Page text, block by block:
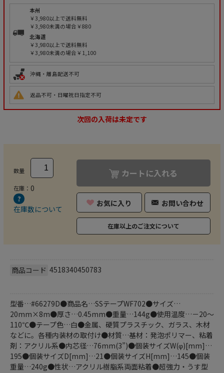
本州
￥3,980以上で送料無料
￥3,980未満の場合￥880
北海道
￥3,980以上で送料無料
￥3,980未満の場合￥1,100
沖縄・離島配送不可
返品不可・日曜祝日指定不可
次回の入荷は未定です
数量
在庫： 0
在庫数について
カートに入れる
お気に入り お問い合わせ
在庫以上のご注文について
商品コード 4518340450783
型番…#66279D●商品名…SSテープWF702●サイズ…
20mm×8m●厚さ…0.45mm●重量…144g●使用温度…－20～
110℃●テープ色…白●金属、硬質プラスチック、ガラス、木材
などに。各種内装材の取付け●材質…基材：発泡ポリマー、粘着
剤：アクリル系●内芯径…76mm(3”)●個装サイズW(φ)[mm]…
195●個装サイズD[mm]…21●個装サイズH[mm]…145●個装
重量…240g●性状…アクリル樹脂系両面粘着●超強力・うす型